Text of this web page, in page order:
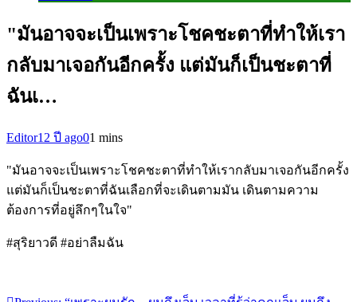
"มันอาจจะเป็นเพราะโชคชะตาที่ทำให้เรา
กลับมาเจอกันอีกครั้ง แต่มันก็เป็นชะตาที่
ฉันเ…
Editor12 ปี ago01 mins
"มันอาจจะเป็นเพราะโชคชะตาที่ทำให้เรากลับมาเจอกันอีกครั้ง
แต่มันก็เป็นชะตาที่ฉันเลือกที่จะเดินตามมัน เดินตามความ
ต้องการที่อยู่ลึกๆในใจ"
#สุริยาวดี #อย่าลืมฉัน